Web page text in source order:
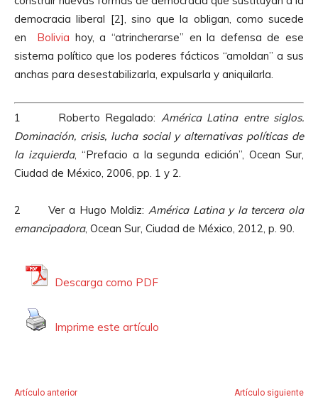
democracia liberal [2], sino que la obligan, como sucede
en
Bolivia hoy, a “atrincherarse” en la defensa de ese
sistema político que los poderes fácticos “amoldan” a sus
anchas para desestabilizarla, expulsarla y aniquilarla.
1 Roberto Regalado: América Latina entre siglos.
Dominación, crisis, lucha social y alternativas políticas de
la izquierda, “Prefacio a la segunda edición”, Ocean Sur,
Ciudad de México, 2006, pp. 1 y 2.
2 Ver a Hugo Moldiz: América Latina y la tercera ola
emancipadora, Ocean Sur, Ciudad de México, 2012, p. 90.
Descarga como PDF
Imprime este artículo
Artículo anterior Artículo siguiente